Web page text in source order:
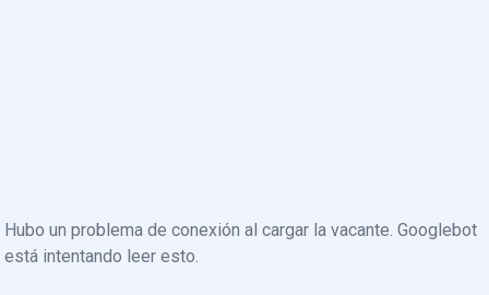
Hubo un problema de conexión al cargar la vacante. Googlebot
está intentando leer esto.